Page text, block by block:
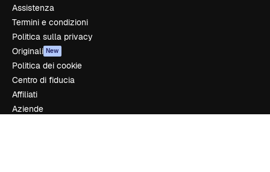
Assistenza
Termini e condizioni
Politica sulla privacy
Originali New
Politica dei cookie
Centro di fiducia
Affiliati
Aziende